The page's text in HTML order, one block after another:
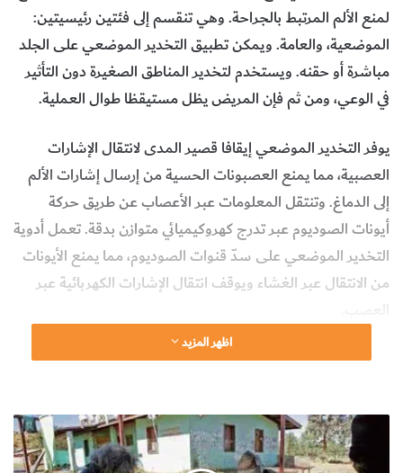
لمنع الألم المرتبط بالجراحة. وهي تنقسم إلى فئتين رئيسيتين:
الموضعية، والعامة. ويمكن تطبيق التخدير الموضعي على الجلد
مباشرة أو حقنه. ويستخدم لتخدير المناطق الصغيرة دون التأثير
في الوعي، ومن ثم فإن المريض يظل مستيقظا طوال العملية.
يوفر التخدير الموضعي إيقافا قصير المدى لانتقال الإشارات
العصبية، مما يمنع العصبونات الحسية من إرسال إشارات الألم
إلى الدماغ. وتنتقل المعلومات عبر الأعصاب عن طريق حركة
أيونات الصوديوم عبر تدرج كهروكيميائي متوازن بدقة. تعمل أدوية
التخدير الموضعي على سدّ قنوات الصوديوم، مما يمنع الأيونات
من الانتقال عبر الغشاء ويوقف انتقال الإشارات الكهربائية عبر
لا يقتصر التخدير الموضعي على أعصاب الألم، فهو يمنع أيضا
مؤقت.
وفي الوقت نفسه، يستنشق المريض أدوية التخدير العمومي
اظهر المزيد